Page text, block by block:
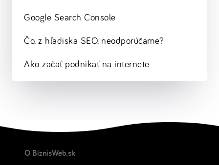
Google Search Console
Čo, z hľadiska SEO, neodporúčame?
Ako začať podnikať na internete
O BiznisWeb.sk